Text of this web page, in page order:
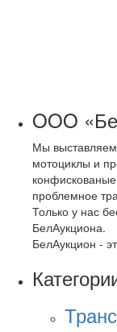
OOO
Мы
мотоциклы и
проблемное
Только у нас
БелАукциона.
БелАукцион -